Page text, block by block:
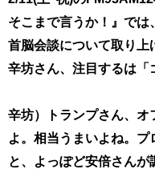
そこまで言うか！』で
首脳会談について取り上
辛坊さん、注目するは「
辛坊）トランプさん、
よ。相当うまいよね。
と、よっぽど安倍さん